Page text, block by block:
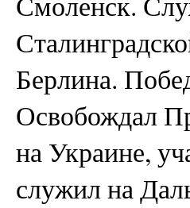
Берлина.
Освобождал
на Украине,
служил на